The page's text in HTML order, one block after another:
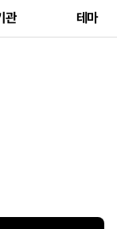
관 테마